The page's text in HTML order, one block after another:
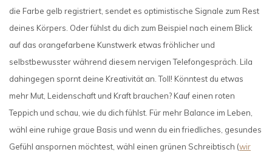
die Farbe gelb registriert, sendet es optimistische Signale zum Rest
deines Körpers. Oder fühlst du dich zum Beispiel nach einem Blick
auf das orangefarbene Kunstwerk etwas fröhlicher und
selbstbewusster während diesem nervigen Telefongespräch. Lila
dahingegen spornt deine Kreativität an. Toll! Könntest du etwas
mehr Mut, Leidenschaft und Kraft brauchen? Kauf einen roten
Teppich und schau, wie du dich fühlst. Für mehr Balance im Leben,
wähl eine ruhige graue Basis und wenn du ein friedliches, gesundes
Gefühl anspornen möchtest, wähl einen grünen Schreibtisch (wir